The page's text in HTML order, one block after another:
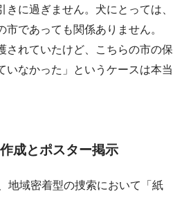
きに過ぎません。犬にとっては、
であっても関係ありません。
されていたけど、こちらの市の保
いなかった」というケースは本当
成とポスター掲示
地域密着型の捜索において「紙